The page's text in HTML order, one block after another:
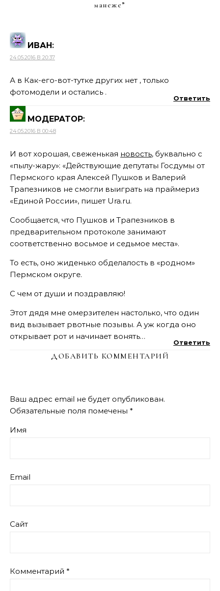
манеже”
ИВАН:
24.05.2016 В 20:37
А в Как-его-вот-тутке других нет , только
фотомодели и остались .
Ответить
МОДЕРАТОР:
24.05.2016 В 00:48
И вот хорошая, свеженькая новость, буквально с
«пылу-жару»: «Действующие депутаты Госдумы от
Пермского края Алексей Пушков и Валерий
Трапезников не смогли выиграть на праймериз
«Единой России», пишет Ura.ru.
Сообщается, что Пушков и Трапезников в
предварительном протоколе занимают
соответственно восьмое и седьмое места».
То есть, оно жиденько обделалость в «родном»
Пермском округе.
С чем от души и поздравляю!
Этот дядя мне омерзителен настолько, что один
вид вызывает рвотные позывы. А уж когда оно
открывает рот и начинает вонять…
Ответить
ДОБАВИТЬ КОММЕНТАРИЙ
Ваш адрес email не будет опубликован.
Обязательные поля помечены *
Имя
Email
Сайт
Комментарий *